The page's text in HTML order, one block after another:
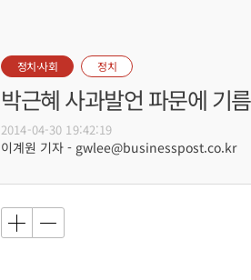
정치·사회 정치
박근혜 사과발언 파문에 기
2014-04-30 19:42:19
이계원 기자 - gwlee@businesspost.co.kr